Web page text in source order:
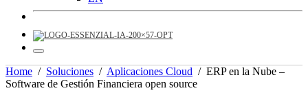
Home / Soluciones / Aplicaciones Cloud / ERP en la Nube –
Software de Gestión Financiera open source